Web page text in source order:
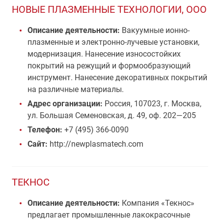
НОВЫЕ ПЛАЗМЕННЫЕ ТЕХНОЛОГИИ, ООО
Описание деятельности: Вакуумные ионно-
плазменные и электронно-лучевые установки,
модернизация. Нанесение износостойких
покрытий на режущий и формообразующий
инструмент. Нанесение декоративных покрытий
на различные материалы.
Адрес организации: Россия, 107023, г. Москва,
ул. Большая Семеновская, д. 49, оф. 202—205
Телефон: +7 (495) 366-0090
Сайт: http://newplasmatech.com
ТЕКНОС
Описание деятельности: Компания «Текнос»
предлагает промышленные лакокрасочные